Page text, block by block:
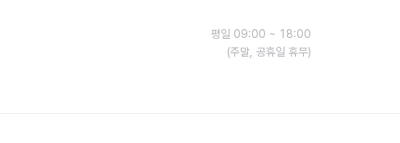
평일 09:00 ~ 18:00
(주말, 공휴일 휴무)